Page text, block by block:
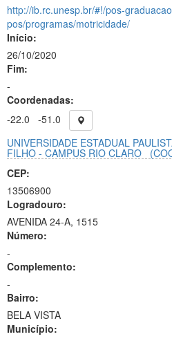
http://ib.rc.unesp.br/#!/pos-
pos/programas/motricidade/
Início:
26/10/2020
Fim:
-
Coordenadas:
-22.0
-51.0
UNIVERSIDADE ESTADUAL
FILHO - CAMPUS RIO CLARO
CEP:
13506900
Logradouro:
AVENIDA 24-A, 1515
Número:
-
Complemento:
-
Bairro:
BELA VISTA
Município: